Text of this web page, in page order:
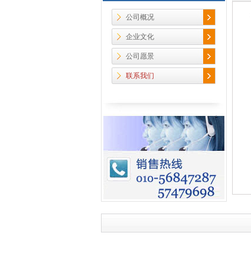
公司概况
企业文化
公司愿景
联系我们